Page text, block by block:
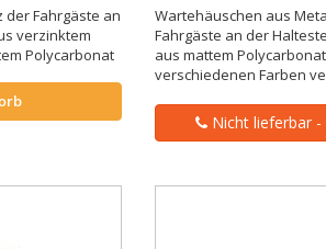
der Fahrgäste an
verzinktem
Polycarbonat
Wartehäuschen aus
Fahrgäste an der
aus mattem
verschiedenen Farben
Nicht lieferbar